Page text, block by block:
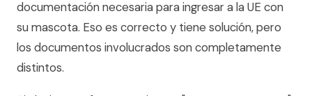
documentación necesaria para ingresar a la UE con
su mascota. Eso es correcto y tiene solución, pero
los documentos involucrados son completamente
distintos.